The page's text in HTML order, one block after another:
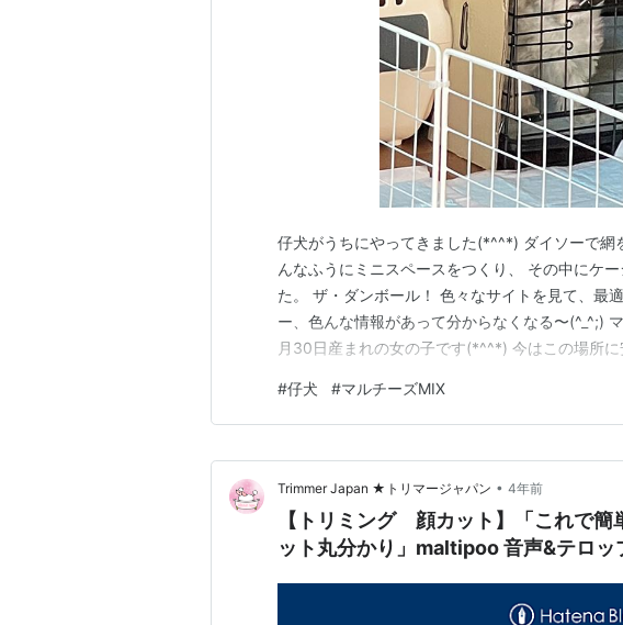
仔犬がうちにやってきました(*^^*) ダイソーで網
んなふうにミニスペースをつくり、 その中にケ
た。 ザ・ダンボール！ 色々なサイトを見て、最
ー、色んな情報があって分からなくなる〜(^_^;)
月30日産まれの女の子です(*^^*) 今はこの場所
メラ機能で見ていました。 あまりじっと近くで
(^_^;) そしてな…
#仔犬 #マルチーズMIX
Trimmer Japan ★トリマージャパン • 4年前
【トリミング 顔カット】「これで簡
ット丸分かり」maltipoo 音声&テロッ